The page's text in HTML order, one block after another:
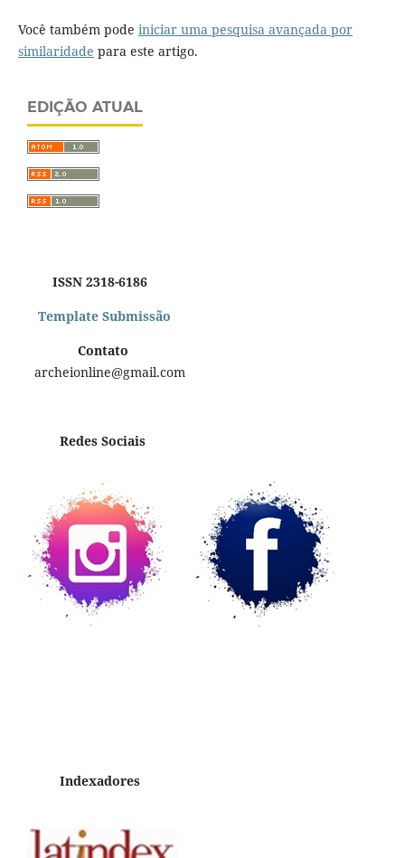
Você também pode iniciar uma pesquisa avançada por
similaridade para este artigo.
EDIÇÃO ATUAL
ISSN 2318-6186
Template Submissão
Contato
archeionline@gmail.com
Redes Sociais
Indexadores